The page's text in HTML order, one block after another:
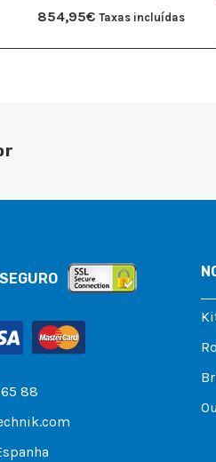
854,95€ Taxas incluídas
88